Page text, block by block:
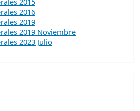
2016
2019
2019 Noviembre
2023 Julio